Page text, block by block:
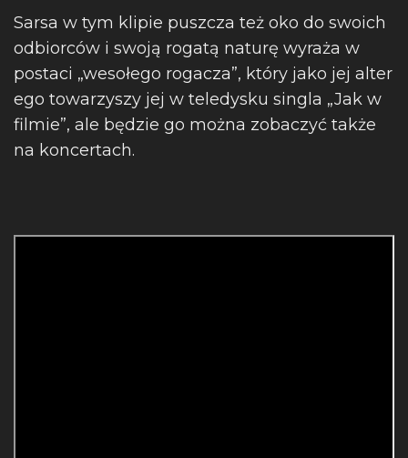
Sarsa w tym klipie puszcza też oko do swoich
odbiorców i swoją rogatą naturę wyraża w
postaci „wesołego rogacza”, który jako jej alter
ego towarzyszy jej w teledysku singla „Jak w
filmie”, ale będzie go można zobaczyć także
na koncertach.